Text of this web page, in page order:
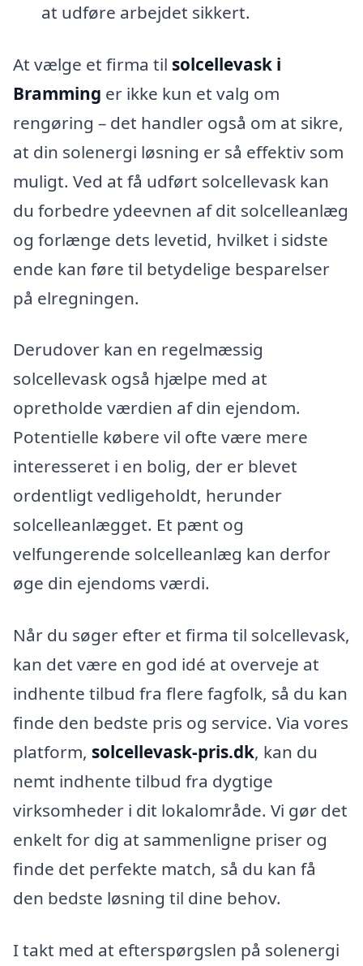
at udføre arbejdet sikkert.
At vælge et firma til solcellevask i
Bramming er ikke kun et valg om
rengøring – det handler også om at sikre,
at din solenergi løsning er så effektiv som
muligt. Ved at få udført solcellevask kan
du forbedre ydeevnen af dit solcelleanlæg
og forlænge dets levetid, hvilket i sidste
ende kan føre til betydelige besparelser
på elregningen.
Derudover kan en regelmæssig
solcellevask også hjælpe med at
opretholde værdien af din ejendom.
Potentielle købere vil ofte være mere
interesseret i en bolig, der er blevet
ordentligt vedligeholdt, herunder
solcelleanlægget. Et pænt og
velfungerende solcelleanlæg kan derfor
øge din ejendoms værdi.
Når du søger efter et firma til solcellevask,
kan det være en god idé at overveje at
indhente tilbud fra flere fagfolk, så du kan
finde den bedste pris og service. Via vores
platform, solcellevask-pris.dk, kan du
nemt indhente tilbud fra dygtige
virksomheder i dit lokalområde. Vi gør det
enkelt for dig at sammenligne priser og
finde det perfekte match, så du kan få
den bedste løsning til dine behov.
I takt med at efterspørgslen på solenergi